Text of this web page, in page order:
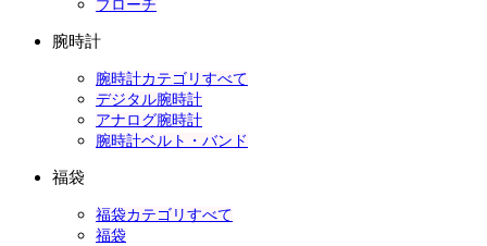
ブローチ
腕時計
腕時計カテゴリすべて
デジタル腕時計
アナログ腕時計
腕時計ベルト・バンド
福袋
福袋カテゴリすべて
福袋